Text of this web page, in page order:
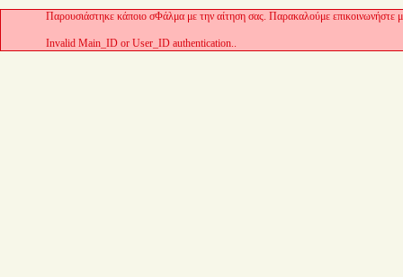
Παρουσιάστηκε κάποιο σΦάλμα με την αίτηση σας. Παρακαλούμε επικοινωνήστε
Invalid Main_ID or User_ID authentication..